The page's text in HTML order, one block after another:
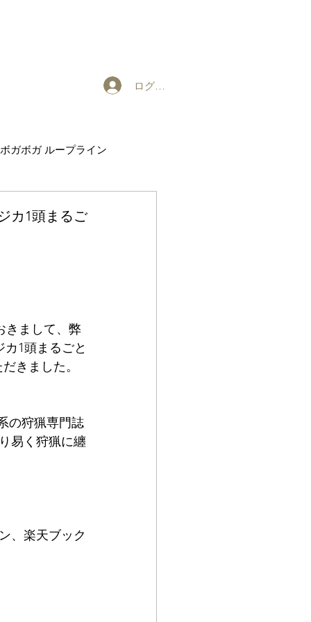
ログイン
ボガボガ ループライン
カ1頭まるご
きまして、弊
1頭まるごと
きました。
の狩猟専門誌
易く狩猟に纏
、楽天ブック